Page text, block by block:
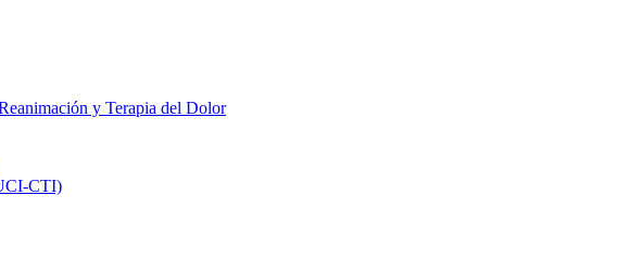
y Terapia del Dolor
CTI)